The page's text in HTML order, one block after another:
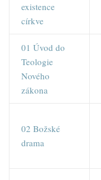
existence
církve
01 Úvod do
Teologie
Nového
zákona
02 Božské
drama